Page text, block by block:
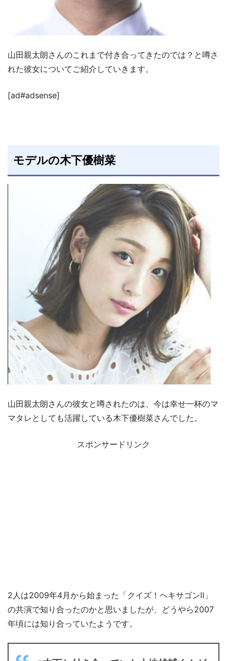
山田親太朗さんのこれまで付き合ってきたのでは？と噂さ
れた彼女についてご紹介していきます。
[ad#adsense]
モデルの木下優樹菜
山田親太朗さんの彼女と噂されたのは、今は幸せ一杯のマ
マタレとしても活躍している木下優樹菜さんでした。
スポンサードリンク
2人は2009年4月から始まった「クイズ！ヘキサゴンⅡ」
の共演で知り合ったのかと思いましたが、どうやら2007
年頃には知り合っていたようです。